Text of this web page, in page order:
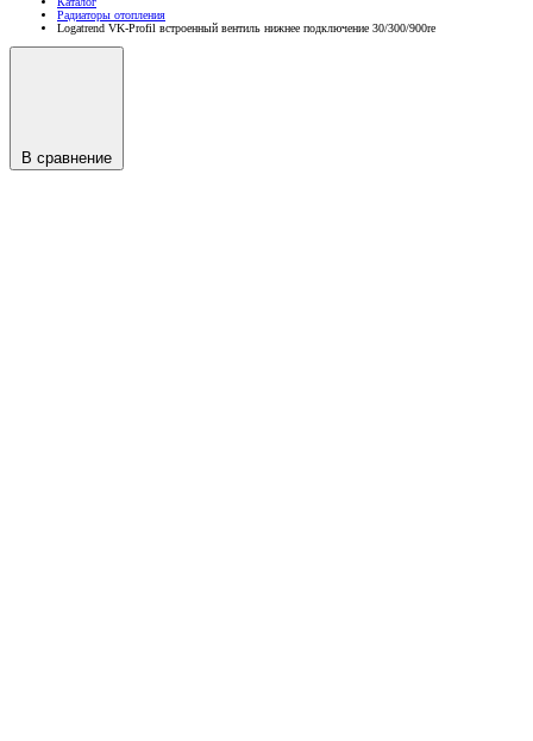
Радиаторы отопления
Logatrend VK-Profil встроенный вентиль нижнее подключение 30/300/900re
В сравнение